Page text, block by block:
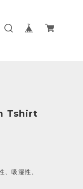
Tshirt
吸湿性、